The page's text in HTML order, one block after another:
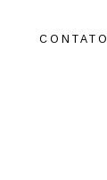
CONTATO